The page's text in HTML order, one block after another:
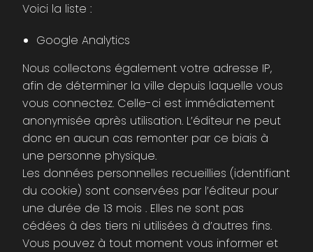
Voici la liste :
Google Analytics
Nous collectons également votre adresse IP,
afin de déterminer la ville depuis laquelle vous
vous connectez. Celle-ci est immédiatement
anonymisée après utilisation. L’éditeur ne peut
donc en aucun cas remonter par ce biais à
une personne physique.
Les données personnelles recueillies (identifiant
du cookie) sont conservées par l’éditeur pour
une durée de 13 mois . Elles ne sont pas
cédées à des tiers ni utilisées à d’autres fins.
Vous pouvez à tout moment vous informer et